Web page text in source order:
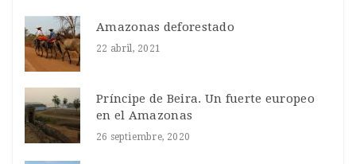
Amazonas deforestado
22 abril, 2021
Príncipe de Beira. Un fuerte europeo
en el Amazonas
26 septiembre, 2020